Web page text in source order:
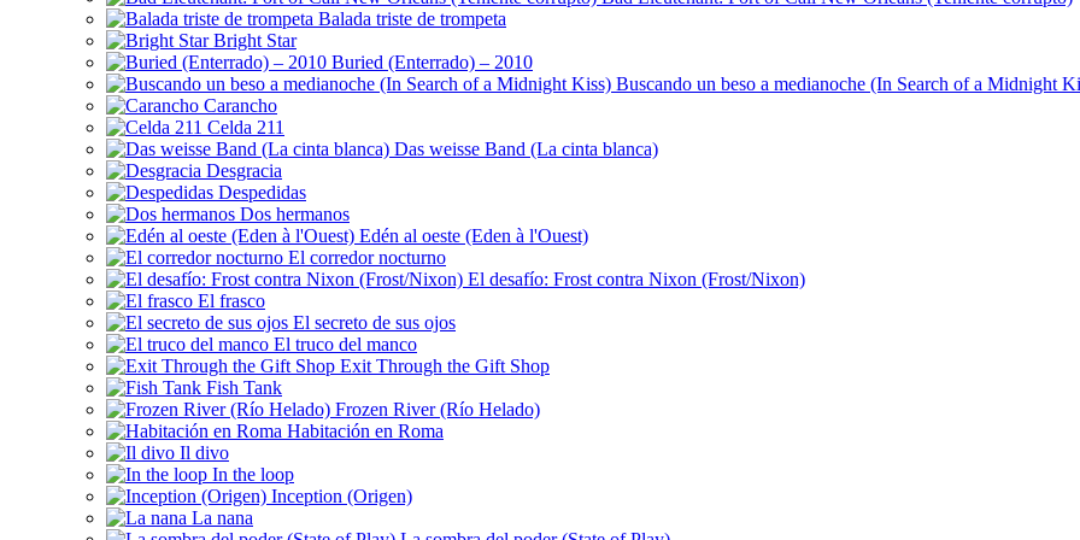
Balada triste de trompeta
Bright Star
Buried (Enterrado) – 2010
Buscando un beso a medianoche (In Search of a Midnight
Carancho
Celda 211
Das weisse Band (La cinta blanca)
Desgracia
Despedidas
Dos hermanos
Edén al oeste (Eden à l'Ouest)
El corredor nocturno
El desafío: Frost contra Nixon (Frost/Nixon)
El frasco
El secreto de sus ojos
El truco del manco
Exit Through the Gift Shop
Fish Tank
Frozen River (Río Helado)
Habitación en Roma
Il divo
In the loop
Inception (Origen)
La nana